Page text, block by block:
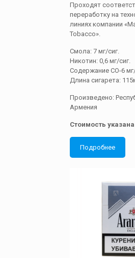
Проходят
переработку на
линиях компании
Tobacco».
Смола: 7 мг/сиг.
Никотин: 0,6 мг/сиг.
Содержание СО-6 мг/
Длина сигарета:
Произведено:
Армения
Стоимость
Подробнее